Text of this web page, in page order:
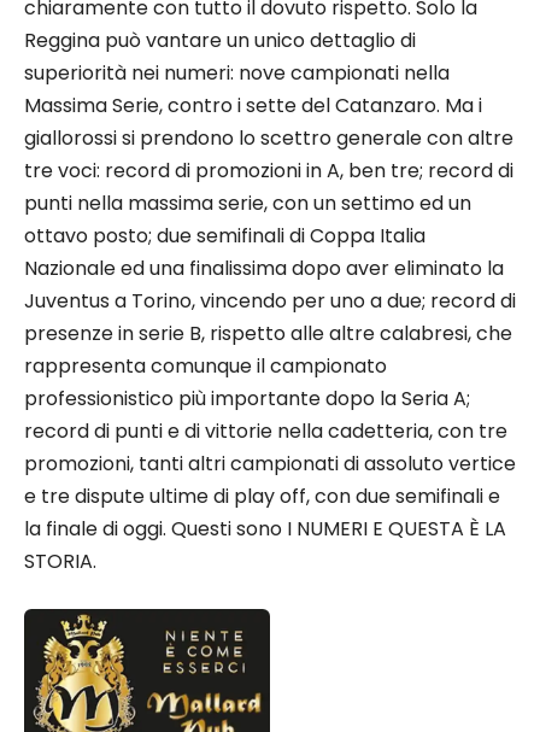
chiaramente con tutto il dovuto rispetto. Solo la
Reggina può vantare un unico dettaglio di
superiorità nei numeri: nove campionati nella
Massima Serie, contro i sette del Catanzaro. Ma i
giallorossi si prendono lo scettro generale con altre
tre voci: record di promozioni in A, ben tre; record di
punti nella massima serie, con un settimo ed un
ottavo posto; due semifinali di Coppa Italia
Nazionale ed una finalissima dopo aver eliminato la
Juventus a Torino, vincendo per uno a due; record di
presenze in serie B, rispetto alle altre calabresi, che
rappresenta comunque il campionato
professionistico più importante dopo la Seria A;
record di punti e di vittorie nella cadetteria, con tre
promozioni, tanti altri campionati di assoluto vertice
e tre dispute ultime di play off, con due semifinali e
la finale di oggi. Questi sono I NUMERI E QUESTA È LA
STORIA.